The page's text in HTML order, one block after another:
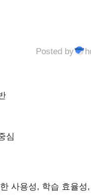
Posted by
심
사용성, 학습 효율성,